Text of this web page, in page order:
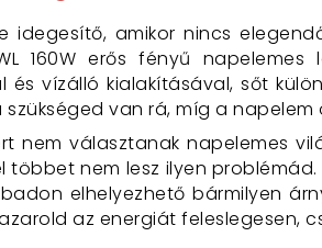
idegesítő, amikor nincs
160W erős fényű
és vízálló kialakításával, sőt
van rá, míg a
nem választanak napelemes
többet nem lesz ilyen
elhelyezhető bármilyen
az energiát feleslegesen,